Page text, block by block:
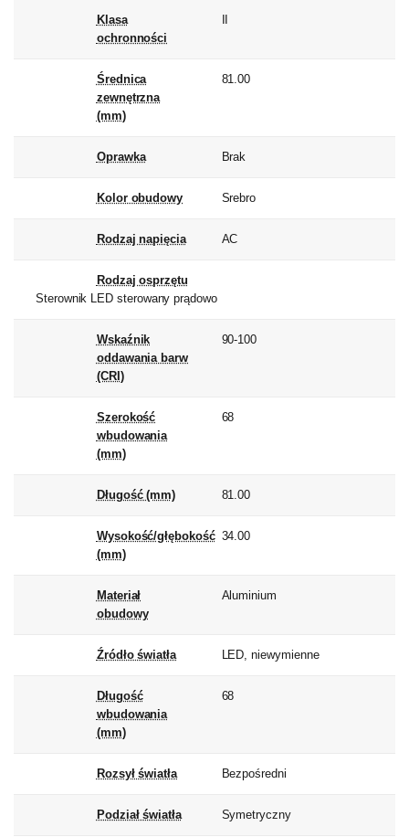
Klasa
ochronności
Średnica
zewnętrzna
(mm)
81.00
Oprawka Brak
Kolor obudowy Srebro
Rodzaj napięcia AC
Rodzaj osprzętu
Sterownik LED sterowany prądowo
Wskaźnik
oddawania barw
(CRI)
90-100
Szerokość
wbudowania
(mm)
68
Długość (mm) 81.00
Wysokość/głębokość
(mm)
34.00
Materiał
obudowy
Aluminium
Źródło światła LED, niewymienne
Długość
wbudowania
(mm)
68
Rozsył światła Bezpośredni
Podział światła Symetryczny